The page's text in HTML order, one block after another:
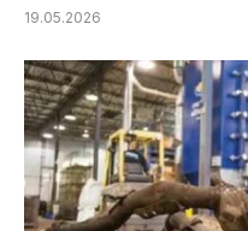
19.05.2026